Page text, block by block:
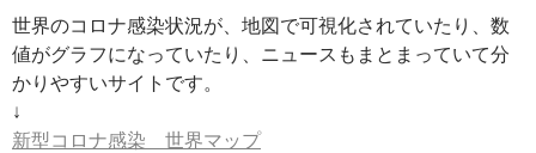
世界のコロナ感染状況が、地図で可視化されていたり、数
値がグラフになっていたり、ニュースもまとまっていて分
かりやすいサイトです。
↓
新型コロナ感染 世界マップ